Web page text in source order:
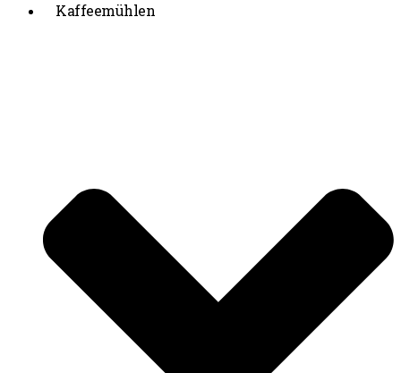
Kaffeemühlen